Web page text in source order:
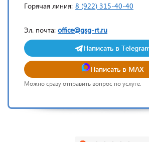
Горячая линия: 8 (922) 315-40-40
Эл. почта: office@gsg-rt.ru
Написать в
Написать в MAX
Можно сразу отправить вопрос по услуге.